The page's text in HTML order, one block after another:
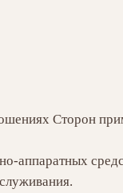
Сторон
аппаратных